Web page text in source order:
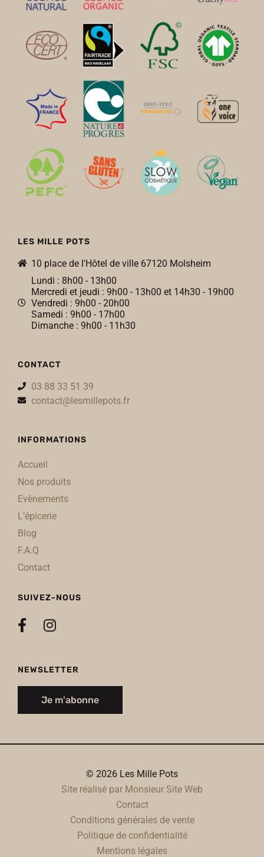
LES MILLE POTS
10 place de l'Hôtel de ville 67120 Molsheim
Lundi : 8h00 - 13h00
Mercredi et jeudi : 9h00 - 13h00 et 14h30 - 19h00
Vendredi : 9h00 - 20h00
Samedi : 9h00 - 17h00
Dimanche : 9h00 - 11h30
CONTACT
03 88 33 51 39
contact@lesmillepots.fr
INFORMATIONS
Accueil
Nos produits
Evènements
L’épicerie
Blog
F.A.Q
Contact
SUIVEZ-NOUS
NEWSLETTER
Je m'abonne
© 2026 Les Mille Pots
Site réalisé par Monsieur Site Web
Contact
Conditions générales de vente
Politique de confidentialité
Mentions légales